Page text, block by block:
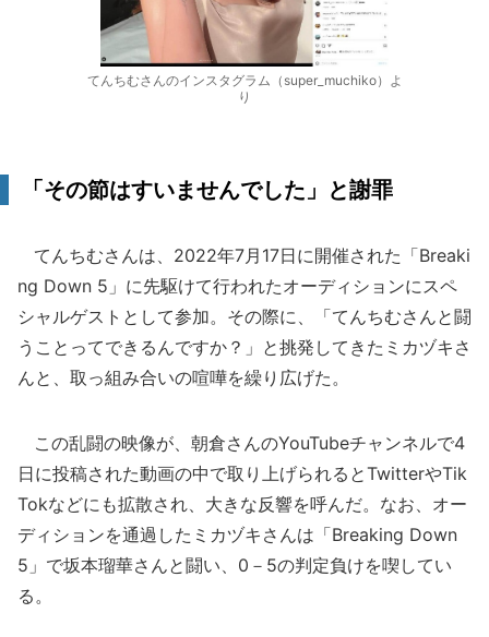
てんちむさんのインスタグラム（super_muchiko）よ
り
「その節はすいませんでした」と謝罪
てんちむさんは、2022年7月17日に開催された「Breaki
ng Down 5」に先駆けて行われたオーディションにスペ
シャルゲストとして参加。その際に、「てんちむさんと闘
うことってできるんですか？」と挑発してきたミカヅキさ
んと、取っ組み合いの喧嘩を繰り広げた。
この乱闘の映像が、朝倉さんのYouTubeチャンネルで4
日に投稿された動画の中で取り上げられるとTwitterやTik
Tokなどにも拡散され、大きな反響を呼んだ。なお、オー
ディションを通過したミカヅキさんは「Breaking Down
5」で坂本瑠華さんと闘い、0－5の判定負けを喫してい
る。